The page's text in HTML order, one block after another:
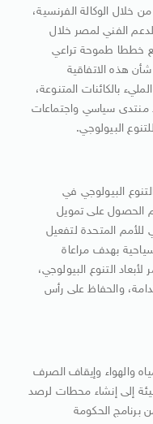
خلال الوكالة الفرنسية،
الفني لمصر خلال
خططا طموحة تراعي
هذه الاتفاقية
بالكائنات المتنوعة،
منتدى سياسي واجتماعات
البيولوجي.
البيولوجي في
الحصول على تمويل
للأمم المتحدة لتفعيل
بهدف مراعاة
التنوع البيولوجي،
والحفاظ على رأس
والهواء وإيقاف الصرف
إلى إنشاء محطات لرصد
برنامج الحكومة